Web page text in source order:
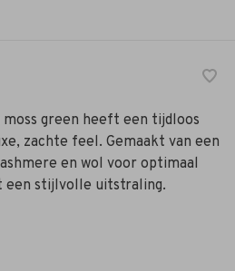
moss green heeft een tijdloos
zachte feel. Gemaakt van een
en wol voor optimaal
stijlvolle uitstraling.